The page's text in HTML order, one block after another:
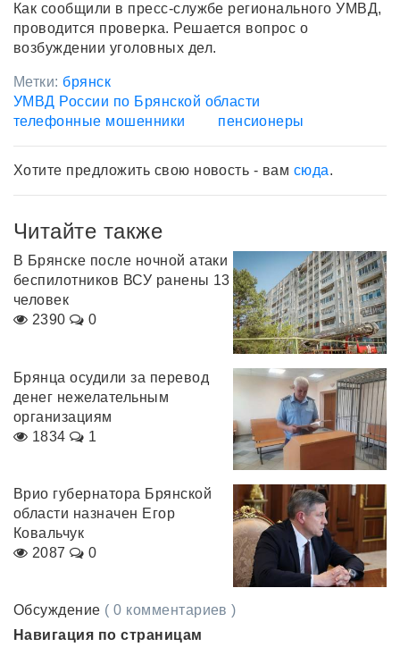
Как сообщили в пресс-службе регионального УМВД,
проводится проверка. Решается вопрос о
возбуждении уголовных дел.
Метки: брянск
УМВД России по Брянской области
телефонные мошенники
пенсионеры
Хотите предложить свою новость - вам сюда.
Читайте также
В Брянске после ночной атаки
беспилотников ВСУ ранены 13
человек
2390
0
Брянца осудили за перевод
денег нежелательным
организациям
1834
1
Врио губернатора Брянской
области назначен Егор
Ковальчук
2087
0
Обсуждение ( 0 комментариев )
Навигация по страницам